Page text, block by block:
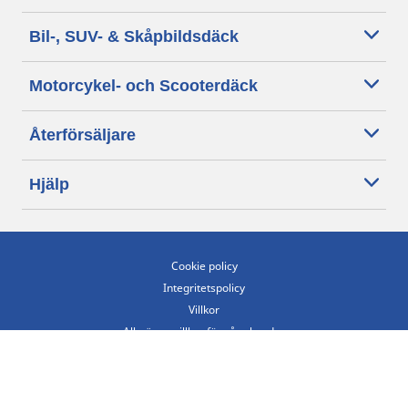
Bil-, SUV- & Skåpbildsdäck
Motorcykel- och Scooterdäck
Återförsäljare
Hjälp
Cookie policy
Integritetspolicy
Villkor
Allmänna villkor för våra kunder